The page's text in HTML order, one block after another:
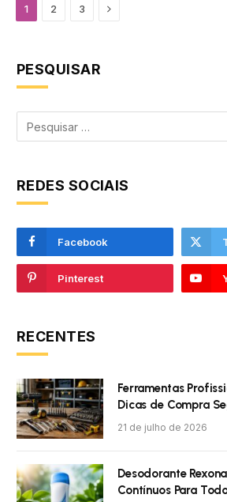
1 2 3 Next
PESQUISAR
REDES SOCIAIS
Facebook
Pinterest
RECENTES
Ferramentas
Dicas de Compra
21 de julho de 2026
Desodorante
Contínuos Para